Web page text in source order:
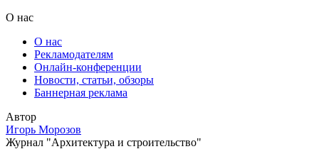
О нас
О нас
Рекламодателям
Онлайн-конференции
Новости, статьи, обзоры
Баннерная реклама
Автор
Игорь Морозов
Журнал "Архитектура и строительство"